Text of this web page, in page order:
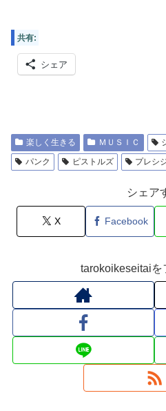
共有:
シェア
楽しく生きる ＭＵＳＩＣ
パンク
ピストルズ プレシ
シェア
X Facebook
tarokoikeseitaiを